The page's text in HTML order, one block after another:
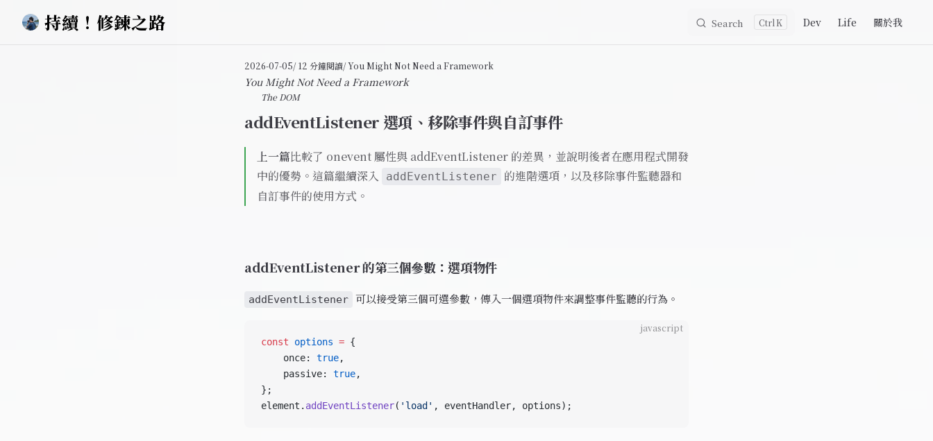
Skip to content
持續！修鍊之路 Search K Dev Life 關於我
2026-07-05/ 12 分鐘閱讀/ You Might Not Need a Framework
You Might Not Need a Framework
The DOM
addEventListener 選項、移除事件與自訂事件
上一篇比較了 onevent 屬性與 addEventListener 的差異，並說明後者在應用程式開發
中的優勢。這篇繼續深入
addEventListener
的進階選項，以及移除事件監聽器和
自訂事件的使用方式。
addEventListener 的第三個參數：選項物件
addEventListener 可以接受第三個可選參數，傳入一個選項物件來調整事件監聽的行為。
javascript
const options = {
    once:
true,
    passive:
true,
};
element. addEventListener( 'load' , eventHandler, options);